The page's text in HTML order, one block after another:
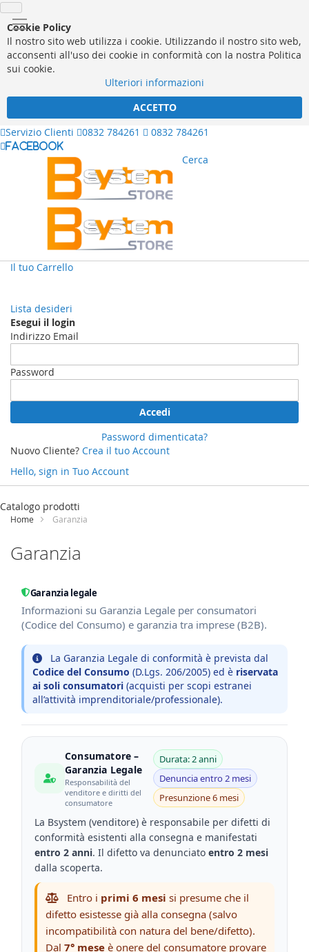
Cookie Policy
Il nostro sito web utilizza i cookie. Utilizzando il nostro sito web,
acconsenti all'uso dei cookie in conformità con la nostra Politica
sui cookie.
Ulteriori informazioni
ACCETTO
Servizio Clienti
0832 784261 0832 784261
facebook
Cerca
Il tuo Carrello
Lista desideri
Esegui il login
Indirizzo Email
Password
Accedi
Password dimenticata?
Nuovo Cliente? Crea il tuo Account
Hello, sign in Tuo Account
Salta
contenuto
Catalogo prodotti
Home Garanzia
Garanzia
Garanzia legale
Informazioni su Garanzia Legale per consumatori
(Codice del Consumo) e garanzia tra imprese (B2B).
La Garanzia Legale di conformità è prevista dal
Codice del Consumo (D.Lgs. 206/2005) ed è riservata
ai soli consumatori (acquisti per scopi estranei
all’attività imprenditoriale/professionale).
Consumatore –
Garanzia Legale
Responsabilità del
venditore e diritti del
consumatore
Durata: 2 anni
Denuncia entro 2 mesi
Presunzione 6 mesi
La Bsystem (venditore) è responsabile per difetti di
conformità esistenti alla consegna e manifestati
entro 2 anni. Il difetto va denunciato entro 2 mesi
dalla scoperta.
Entro i primi 6 mesi si presume che il
difetto esistesse già alla consegna (salvo
incompatibilità con natura del bene/difetto).
Dal 7° mese è onere del consumatore provare